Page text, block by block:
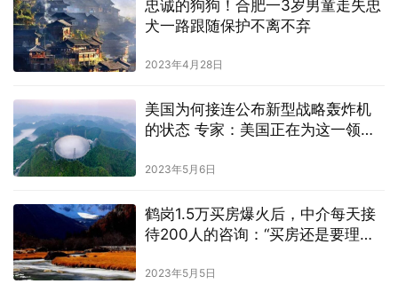
忠诚的狗狗！合肥一3岁男童走失忠
犬一路跟随保护不离不弃
2023年4月28日
美国为何接连公布新型战略轰炸机
的状态 专家：美国正在为这一领域
2023年5月6日
鹤岗1.5万买房爆火后，中介每天接
待200人的咨询：“买房还是要理性
2023年5月5日